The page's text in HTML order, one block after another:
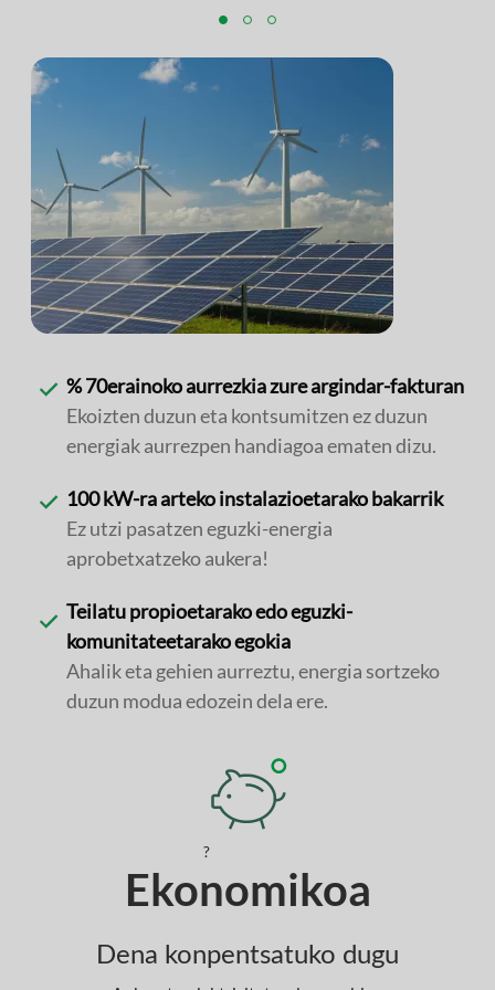
% 70erainoko aurrezkia zure argindar-fakturan
Ekoizten duzun eta kontsumitzen ez duzun
energiak aurrezpen handiagoa ematen dizu.
100 kW-ra arteko instalazioetarako bakarrik
Ez utzi pasatzen eguzki-energia
aprobetxatzeko aukera!
Teilatu propioetarako edo eguzki-
komunitateetarako egokia
Ahalik eta gehien aurreztu, energia sortzeko
duzun modua edozein dela ere.
?
Ekonomikoa
Dena konpentsatuko dugu